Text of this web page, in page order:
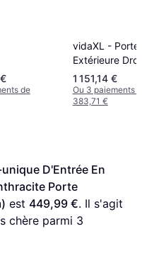
de
vidaXL - Porte
Extérieure
(110x210cm)
1 151,14 €
Ou 3 paiements
383,71 €
D'Entrée En
Porte
est 449,99 €. Il s'agit
chère parmi 3